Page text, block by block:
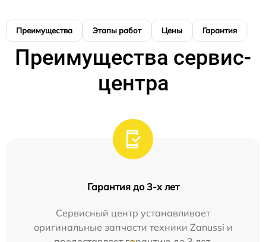
Преимущества Этапы работ Цены Гарантия
Преимущества сервис-
центра
Гарантия до 3-х лет
Сервисный центр устанавливает
оригинальные запчасти техники Zanussi и